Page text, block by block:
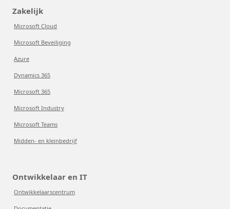
Zakelijk
Microsoft Cloud
Microsoft Beveiliging
Azure
Dynamics 365
Microsoft 365
Microsoft Industry
Microsoft Teams
Midden- en kleinbedrijf
Ontwikkelaar en IT
Ontwikkelaarscentrum